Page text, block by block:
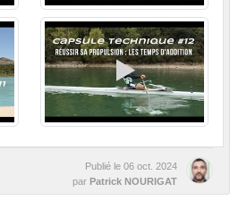
Publié le 06 oct. 2024
par Patrick NOURIGAT